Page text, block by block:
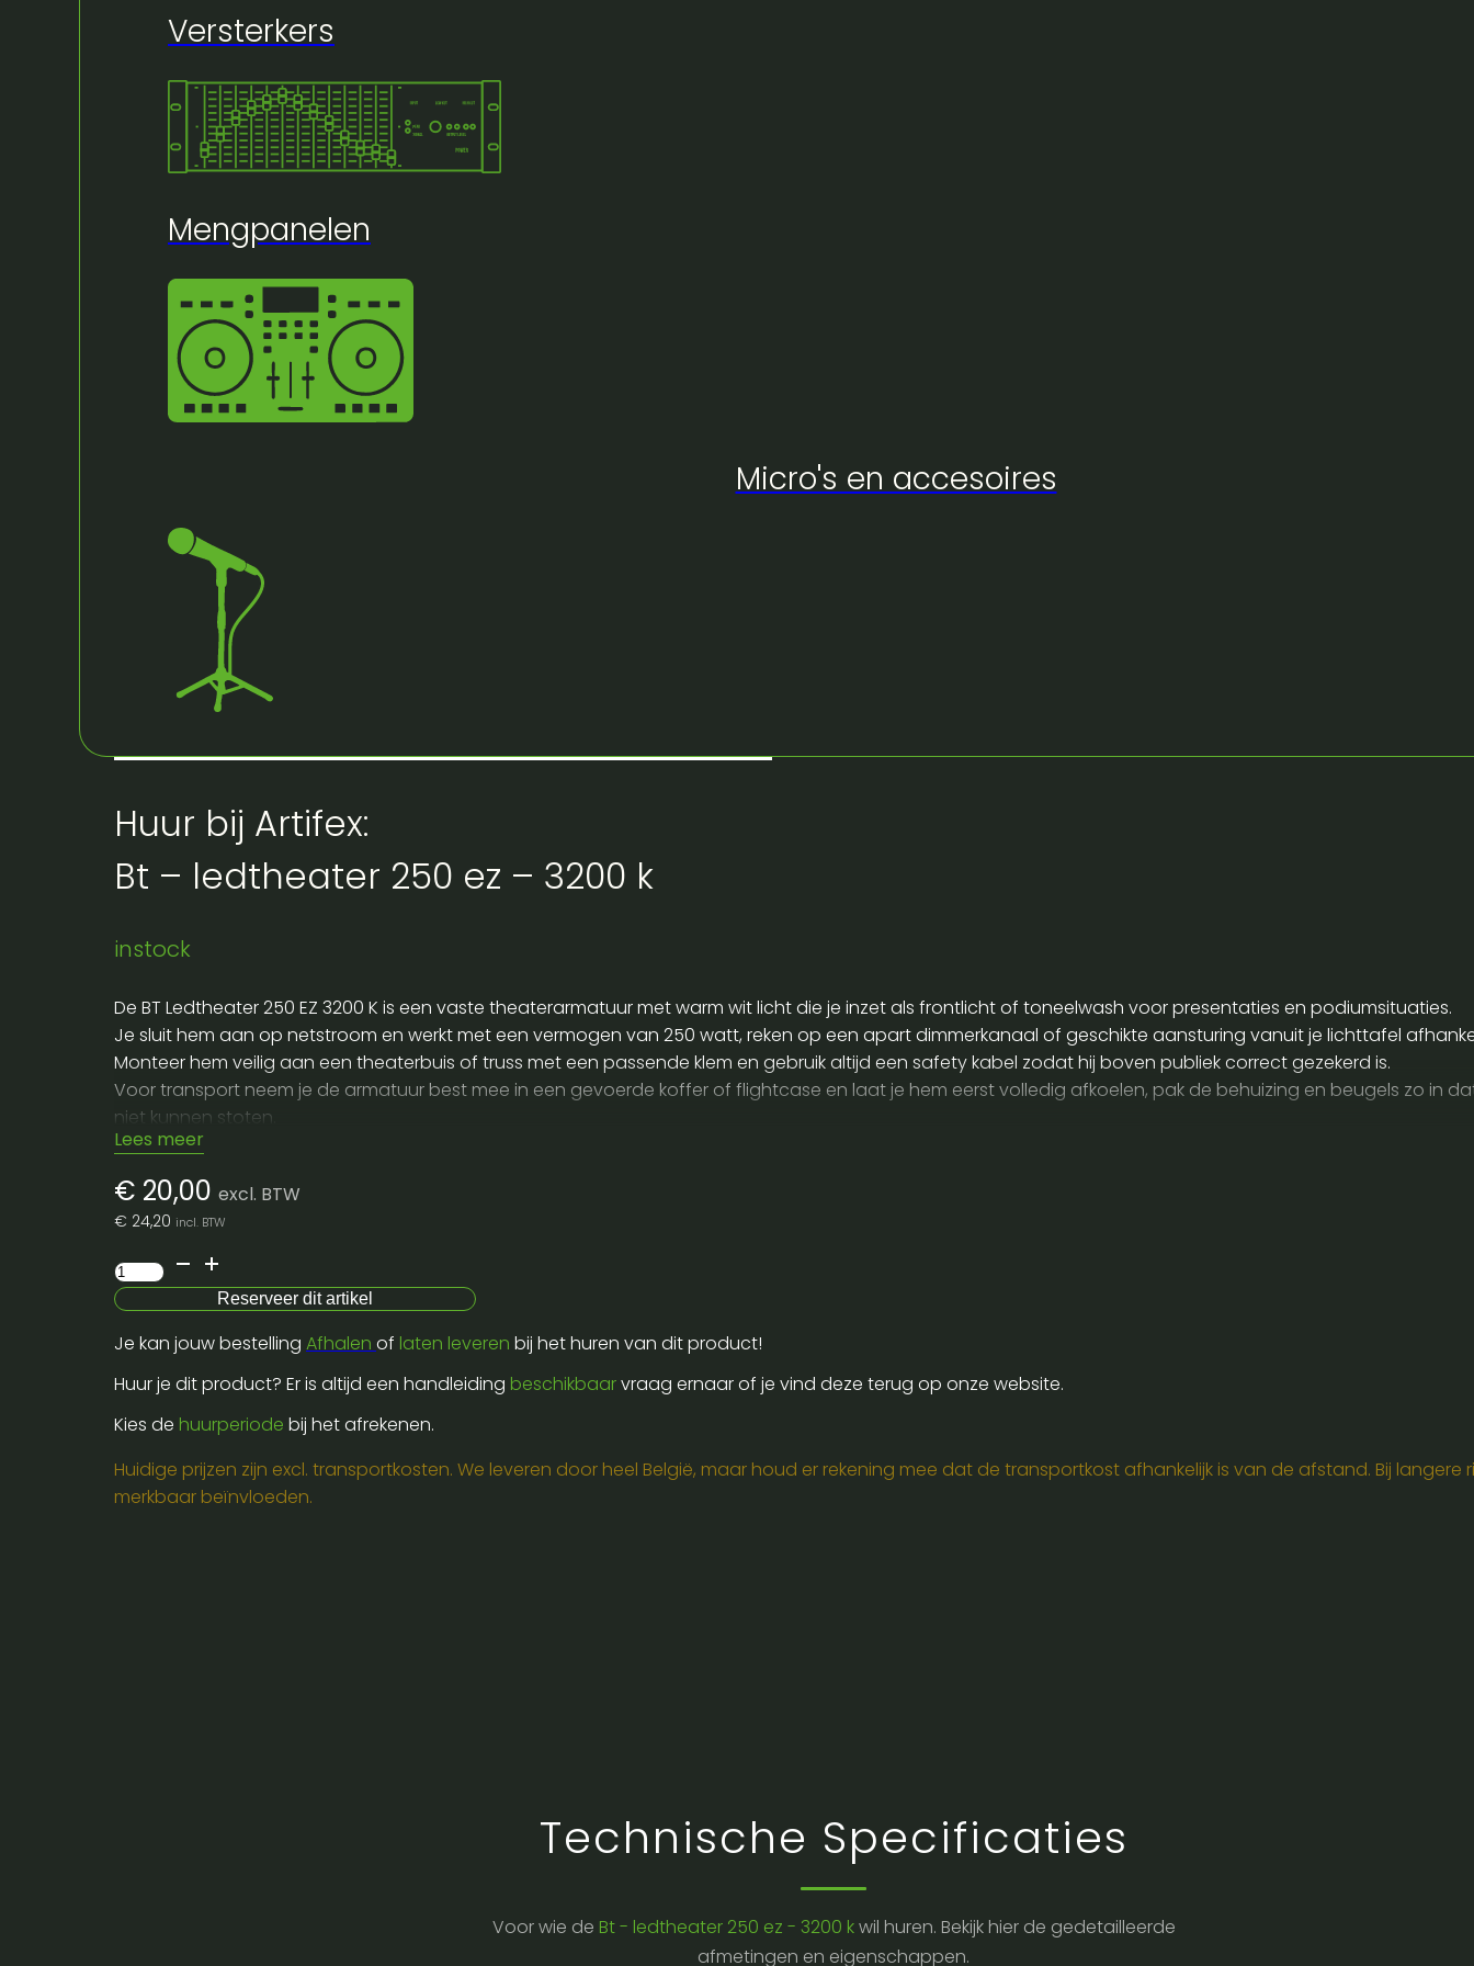
Versterkers
Mengpanelen
Micro's en accesoires
Huur bij Artifex:
Bt – ledtheater 250 ez – 3200 k
instock
De BT Ledtheater 250 EZ 3200 K is een vaste theaterarmatuur met warm wit licht die je inzet als frontlicht of toneelwash voor presentaties en podiumsituaties.
Je sluit hem aan op netstroom en werkt met een vermogen van 250 watt, reken op een apart dimmerkanaal of geschikte aansturing vanuit je lichttafel
Monteer hem veilig aan een theaterbuis of truss met een passende klem en gebruik altijd een safety kabel zodat hij boven publiek correct gezekerd is.
Voor transport neem je de armatuur best mee in een gevoerde koffer of flightcase en laat je hem eerst volledig afkoelen, pak de behuizing en beugels zo in
niet kunnen stoten.
Wil je dit toestel huren voor een zaal of podium, voorzie dan vooraf de juiste stroompunten, bevestigingsmateriaal en een korte focuscheck ter plaatse zodat
Lees meer
€ 20,00 excl. BTW
€ 24,20 incl. BTW
Bt
-
ledtheater
250
ez
3200
aantal
Reserveer dit artikel
Je kan jouw bestelling Afhalen of laten leveren bij het huren van dit product!
Huur je dit product? Er is altijd een handleiding beschikbaarvraag ernaar of je vind deze terug op onze website.
Kies de huurperiode bij het afrekenen.
Huidige prijzen zijn excl. transportkosten. We leveren door heel België, maar houd er rekening mee dat de transportkost afhankelijk is van de afstand. Bij
merkbaar beïnvloeden.
Technische Specificaties
Voor wie de Bt - ledtheater 250 ez - 3200 kwil huren. Bekijk hier de gedetailleerde
afmetingen en eigenschappen.